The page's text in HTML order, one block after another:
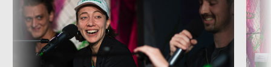
Zobrazit více